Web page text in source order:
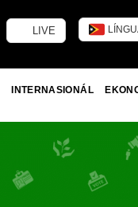
LIVE
INTERNASIONÁL